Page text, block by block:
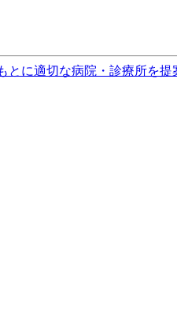
とに適切な病院・診療所を提